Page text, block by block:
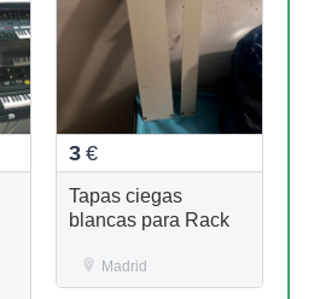
3 €
Tapas ciegas
blancas para Rack
Madrid